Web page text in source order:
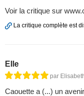
Voir la critique sur
La critique complète est
Elle
par
Caouette a (...) un